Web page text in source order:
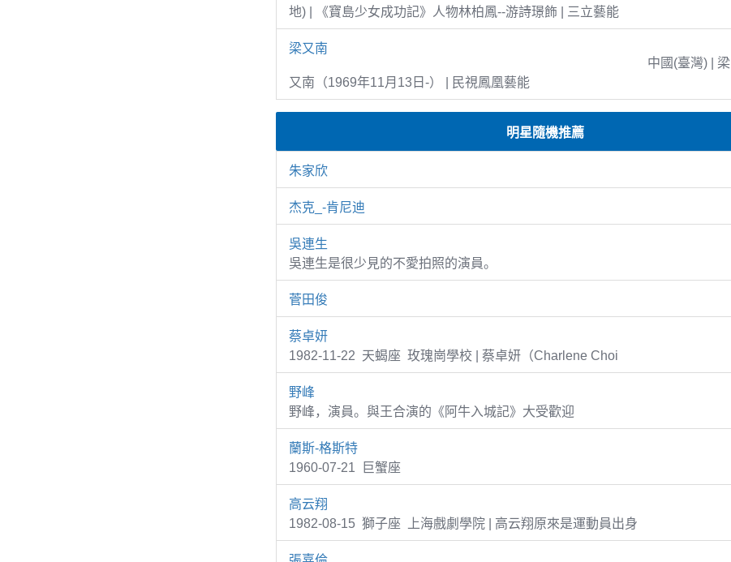
地) | 《寶島少女成功記》人物林柏鳳--游詩璟飾 | 三立藝能
梁又南
中國(臺灣) | 梁
又南（1969年11月13日-） | 民視鳳凰藝能
明星隨機推薦
朱家欣
杰克_-肯尼迪
吳連生
吳連生是很少見的不愛拍照的演員。
菅田俊
蔡卓妍
1982-11-22 天蝎座 玫瑰崗學校 | 蔡卓妍（Charlene Choi
野峰
野峰，演員。與王合演的《阿牛入城記》大受歡迎
蘭斯-格斯特
1960-07-21 巨蟹座
高云翔
1982-08-15 獅子座 上海戲劇學院 | 高云翔原來是運動員出身